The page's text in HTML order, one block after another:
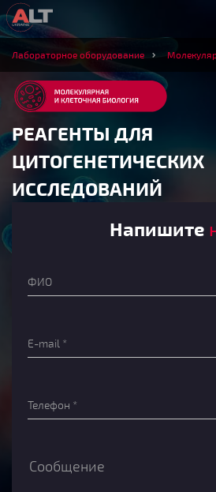
Лабораторное оборудование
РЕАГЕНТЫ ДЛЯ
ЦИТОГЕНЕТИЧЕСКИХ
ИССЛЕДОВАНИЙ
Напишите